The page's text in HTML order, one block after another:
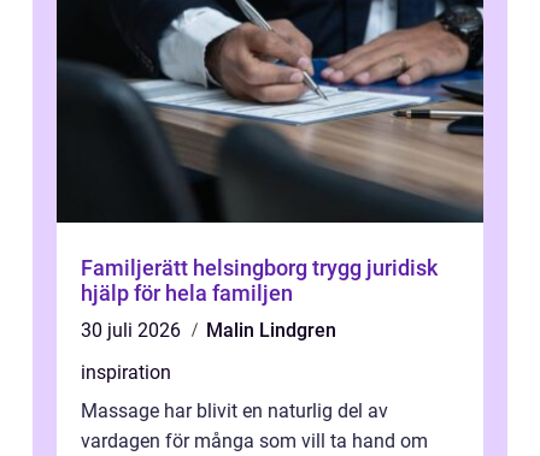
Familjerätt helsingborg trygg juridisk
hjälp för hela familjen
30 juli 2026
Malin Lindgren
inspiration
Massage har blivit en naturlig del av
vardagen för många som vill ta hand om